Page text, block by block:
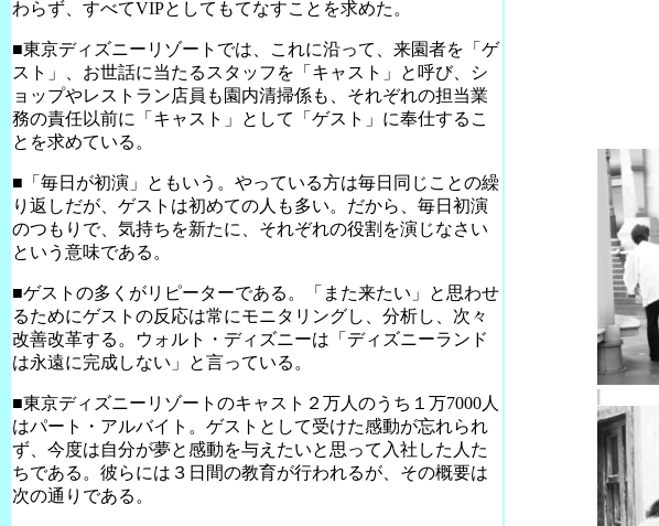
わらず、すべてVIPとしてもてなすことを求めた。
■東京ディズニーリゾートでは、これに沿って、来園者を「ゲ
スト」、お世話に当たるスタッフを「キャスト」と呼び、シ
ョップやレストラン店員も園内清掃係も、それぞれの担当業
務の責任以前に「キャスト」として「ゲスト」に奉仕するこ
とを求めている。
■「毎日が初演」ともいう。やっている方は毎日同じことの繰
り返しだが、ゲストは初めての人も多い。だから、毎日初演
のつもりで、気持ちを新たに、それぞれの役割を演じなさい
という意味である。
■ゲストの多くがリピーターである。「また来たい」と思わせ
るためにゲストの反応は常にモニタリングし、分析し、次々
改善改革する。ウォルト・ディズニーは「ディズニーランド
は永遠に完成しない」と言っている。
■東京ディズニーリゾートのキャスト２万人のうち１万7000人
はパート・アルバイト。ゲストとして受けた感動が忘れられ
ず、今度は自分が夢と感動を与えたいと思って入社した人た
ちである。彼らには３日間の教育が行われるが、その概要は
次の通りである。